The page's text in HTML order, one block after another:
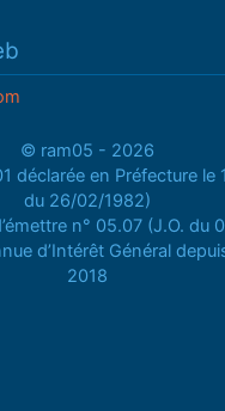
© ram05 - 2026
déclarée en Préfecture le
du 26/02/1982)
n° 05.07 (J.O. du
d’Intérêt Général
2018